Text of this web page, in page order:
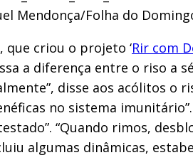
Mendonça/Folha do
que criou o projeto ‘Rir com
a diferença entre o riso a
disse aos acólitos o
no sistema
“Quando rimos,
algumas dinâmicas,